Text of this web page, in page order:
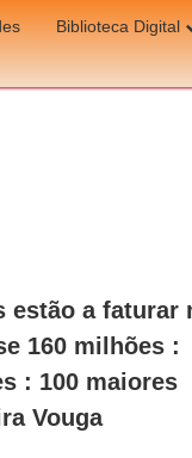
Biblioteca Digital
estão a faturar
160 milhões :
: 100 maiores
Vouga